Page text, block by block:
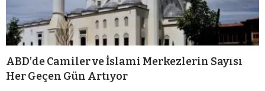
ABD’de Camiler ve İslami Merkezlerin Sayısı
Her Geçen Gün Artıyor